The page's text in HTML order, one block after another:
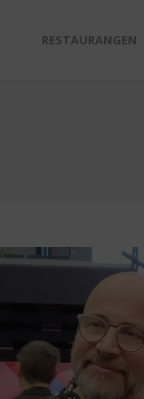
RESTAURANGEN